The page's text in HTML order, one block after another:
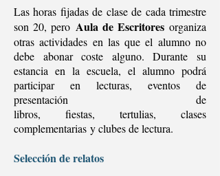
Las horas fijadas de clase de cada trimestre
son 20, pero Aula de Escritoresorganiza
otras actividades en las que el alumno no
debe abonar coste alguno. Durante su
estancia en la escuela, el alumno podrá
participar en lecturas, eventos de
presentación de
libros, fiestas, tertulias, clases
complementarias y clubes de lectura.
Selección de relatos